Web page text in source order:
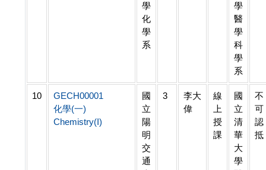
學
化
學
系
學
醫
學
科
學
系
10
GECH00001
化學(一)
Chemistry(I)
國
立
陽
明
交
通
3
李大
偉
線
上
授
課
國
立
清
華
大
學
不
可
認
抵